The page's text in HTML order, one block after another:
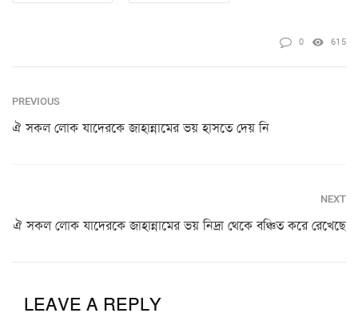
0 615
PREVIOUS
ঐ সকল লোক যাদেরকে জাহান্নামের ভয় হাসতে দেয় নি
NEXT
ঐ সকল লোক যাদেরকে জাহান্নামের ভয় নিদ্রা থেকে বঞ্চিত করে রেখেছে
LEAVE A REPLY